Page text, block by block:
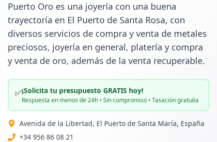
Puerto Oro es una joyería con una buena
trayectoría en El Puerto de Santa Rosa, con
diversos servicios de compra y venta de metales
preciosos, joyería en general, platería y compra
y venta de oro, además de la venta recuperable.
✅¡Solicita tu presupuesto GRATIS hoy!
Respuesta en menos de 24h • Sin compromiso • Tasación gratuita
Avenida de la Libertad, El Puerto de Santa María, España
+34 956 86 08 21